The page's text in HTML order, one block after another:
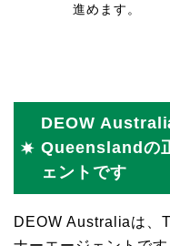
進めます。
DEOW
Queenslandの
ェントです
DEOW Australiaは、